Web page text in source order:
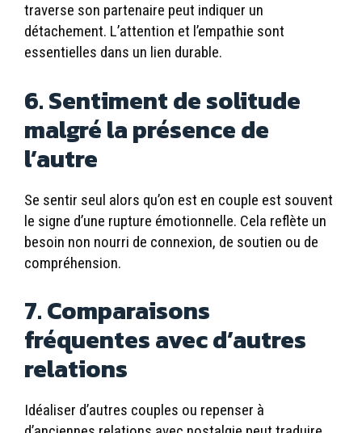
traverse son partenaire peut indiquer un
détachement. L’attention et l’empathie sont
essentielles dans un lien durable.
6. Sentiment de solitude
malgré la présence de
l’autre
Se sentir seul alors qu’on est en couple est souvent
le signe d’une rupture émotionnelle. Cela reflète un
besoin non nourri de connexion, de soutien ou de
compréhension.
7. Comparaisons
fréquentes avec d’autres
relations
Idéaliser d’autres couples ou repenser à